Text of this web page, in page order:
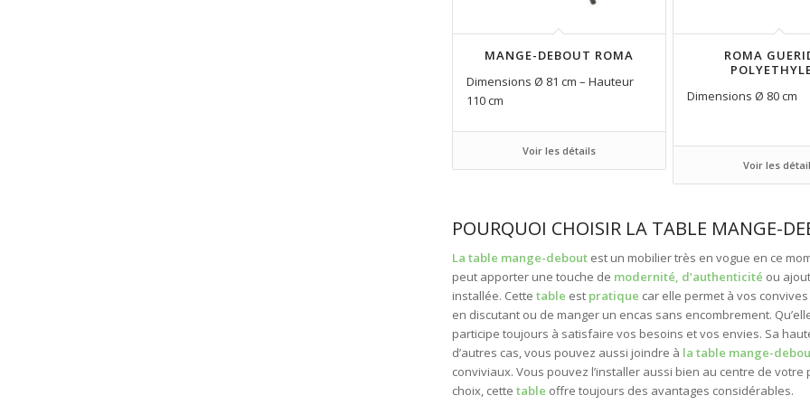
MANGE-DEBOUT ROMA
Dimensions Ø 81 cm – Hauteur
110 cm
Voir les détails
ROMA
Dimensions Ø 80 cm
Voir les
POURQUOI CHOISIR LA TABLE MANGE-
La table mange-debout est un mobilier très en vogue en ce
peut apporter une touche de modernité, d’authenticité ou
installée. Cettetable est pratique car elle permet à vos
en discutant ou de manger un encas sans encombrement.
participe toujours à satisfaire vos besoins et vos envies. Sa
d’autres cas, vous pouvez aussi joindre à la table mange-
conviviaux. Vous pouvez l’installer aussi bien au centre de
choix, cettetable offre toujours des avantages considérables.